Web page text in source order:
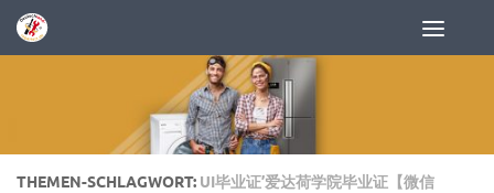
Zum Inhalt springen
THEMEN-SCHLAGWORT: UI毕业证’爱达荷学院毕业证【微信